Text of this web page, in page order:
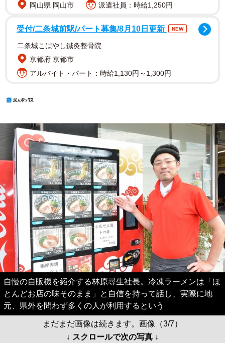
岡山県 岡山市
派遣社員：時給1,250円
受付/二条城前駅/パート募集/8月10日更新 NEW
二条城こばやし鍼灸整骨院
京都府 京都市
アルバイト・パート：時給1,130円～1,300円
自慢の自販機を紹介する林原尋生社長。冷凍ラーメンは「ほ
とんどお店の味そのまま」と自信を持って話し、実際に地
元、県外を問わず多くの人が利用するという
まだまだ画像は続きます。画像（3/7）
↓ スクロールで次の写真 ↓